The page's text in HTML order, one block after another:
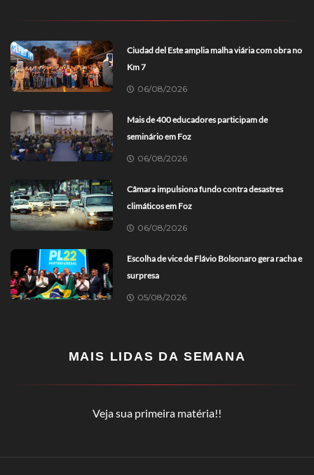
Ciudad del Este amplia malha viária com obra no
Km 7
06/08/2026
Mais de 400 educadores participam de
seminário em Foz
06/08/2026
Câmara impulsiona fundo contra desastres
climáticos em Foz
06/08/2026
Escolha de vice de Flávio Bolsonaro gera racha e
surpresa
05/08/2026
MAIS LIDAS DA SEMANA
Veja sua primeira matéria!!